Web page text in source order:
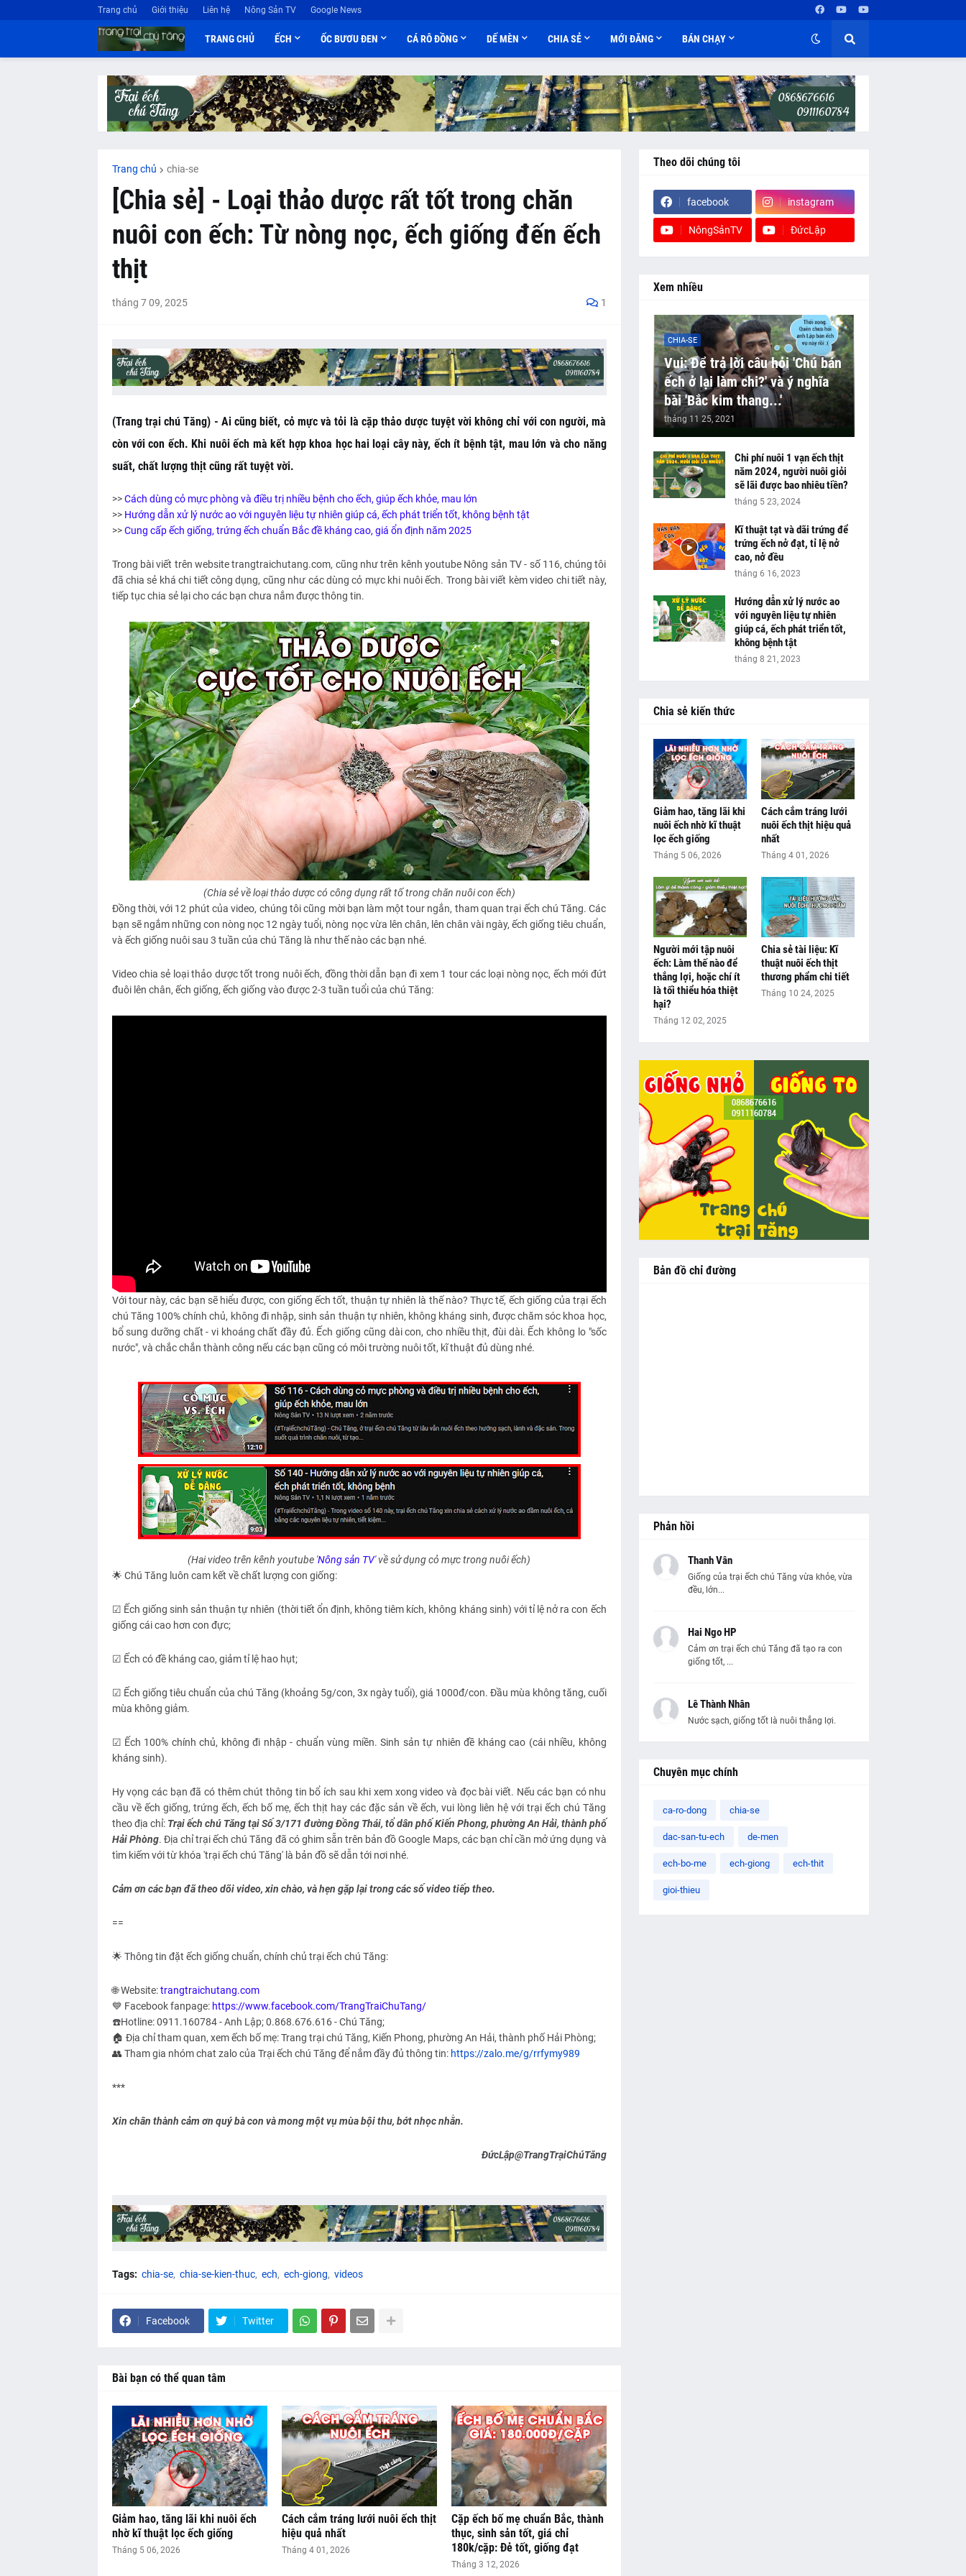
Trang chủ Giới thiệu Liên hệ Nông Sản TV Google News
TRANG CHỦ ẾCH ỐC BƯƠU ĐEN CÁ RÔ ĐỒNG DẾ MÈN CHIA SẺ MỚI ĐĂNG BÁN CHẠY
Trang chủ chia-se
[Chia sẻ] - Loại thảo dược rất tốt trong chăn
nuôi con ếch: Từ nòng nọc, ếch giống đến ếch
thịt
tháng 7 09, 2025 1
(Trang trại chú Tăng) - Ai cũng biết, cỏ mực và tỏi là cặp thảo dược tuyệt vời không chỉ với con người, mà
còn với con ếch. Khi nuôi ếch mà kết hợp khoa học hai loại cây này, ếch ít bệnh tật, mau lớn và cho năng
suất, chất lượng thịt cũng rất tuyệt vời.
>>Cách dùng cỏ mực phòng và điều trị nhiều bệnh cho ếch, giúp ếch khỏe, mau lớn
>> Hướng dẫn xử lý nước ao với nguyên liệu tự nhiên giúp cá, ếch phát triển tốt, không bệnh tật
>>Cung cấp ếch giống, trứng ếch chuẩn Bắc đề kháng cao, giá ổn định năm 2025
Trong bài viết trên website trangtraichutang.com, cũng như trên kênh youtube Nông sản TV - số 116, chúng tôi
đã chia sẻ khá chi tiết công dụng, cũng như các dùng cỏ mực khi nuôi ếch. Trong bài viết kèm video chi tiết này,
tiếp tục chia sẻ lại cho các bạn chưa nắm được thông tin.
(Chia sẻ về loại thảo dược có công dụng rất tố trong chăn nuôi con ếch)
Đồng thời, với 12 phút của video, chúng tôi cũng mời bạn làm một tour ngắn, tham quan trại ếch chú Tăng. Các
bạn sẽ ngắm những con nòng nọc 12 ngày tuổi, nòng nọc vừa lên chân, lên chân vài ngày, ếch giống tiêu chuẩn,
và ếch giống nuôi sau 3 tuần của chú Tăng là như thế nào các bạn nhé.
Video chia sẻ loại thảo dược tốt trong nuôi ếch, đồng thời dẫn bạn đi xem 1 tour các loại nòng nọc, ếch mới đứt
đuôi lên chân, ếch giống, ếch giống vào được 2-3 tuần tuổi của chú Tăng:
Với tour này, các bạn sẽ hiểu được, con giống ếch tốt, thuận tự nhiên là thế nào? Thực tế, ếch giống của trại ếch
chú Tăng 100% chính chủ, không đi nhập, sinh sản thuận tự nhiên, không kháng sinh, được chăm sóc khoa học,
bổ sung dưỡng chất - vi khoáng chất đầy đủ. Ếch giống cũng dài con, cho nhiều thịt, đùi dài. Ếch không lo "sốc
nước", và chắc chắn thành công nếu các bạn cũng có môi trường nuôi tốt, kĩ thuật đủ dùng nhé.
(Hai video trên kênh youtube 'Nông sản TV' về sử dụng cỏ mực trong nuôi ếch)
🌟 Chú Tăng luôn cam kết về chất lượng con giống:
☑ Ếch giống sinh sản thuận tự nhiên (thời tiết ổn định, không tiêm kích, không kháng sinh) với tỉ lệ nở ra con ếch
giống cái cao hơn con đực;
☑ Ếch có đề kháng cao, giảm tỉ lệ hao hụt;
☑ Ếch giống tiêu chuẩn của chú Tăng (khoảng 5g/con, 3x ngày tuổi), giá 1000đ/con. Đầu mùa không tăng, cuối
mùa không giảm.
☑ Ếch 100% chính chủ, không đi nhập - chuẩn vùng miền. Sinh sản tự nhiên đề kháng cao (cái nhiều, không
kháng sinh).
Hy vọng các bạn đã có thêm chút thông tin bổ ích sau khi xem xong video và đọc bài viết. Nếu các bạn có nhu
cầu về ếch giống, trứng ếch, ếch bố mẹ, ếch thịt hay các đặc sản về ếch, vui lòng liên hệ với trại ếch chú Tăng
theo địa chỉ: Trại ếch chú Tăng tại Số 3/171 đường Đồng Thái, tổ dân phố Kiến Phong, phường An Hải, thành phố
Hải Phòng. Địa chỉ trại ếch chú Tăng đã có ghim sẵn trên bản đồ Google Maps, các bạn chỉ cần mở ứng dụng và
tìm kiếm với từ khóa 'trại ếch chú Tăng' là bản đồ sẽ dẫn tới nơi nhé.
Cảm ơn các bạn đã theo dõi video, xin chào, và hẹn gặp lại trong các số video tiếp theo.
==
🌟 Thông tin đặt ếch giống chuẩn, chính chủ trại ếch chú Tăng:
🌐 Website:trangtraichutang.com
💙 Facebook fanpage: https://www.facebook.com/TrangTraiChuTang/
☎️Hotline: 0911.160784 - Anh Lập; 0.868.676.616 - Chú Tăng;
🏠 Địa chỉ tham quan, xem ếch bố mẹ: Trang trại chú Tăng, Kiến Phong, phường An Hải, thành phố Hải Phòng;
👥 Tham gia nhóm chat zalo của Trại ếch chú Tăng để nắm đầy đủ thông tin: https://zalo.me/g/rrfymy989
***
Xin chân thành cảm ơn quý bà con và mong một vụ mùa bội thu, bớt nhọc nhằn.
ĐứcLập@TrangTrạiChúTăng
Tags: chia-se chia-se-kien-thuc ech ech-giong videos
Facebook Twitter
Bài bạn có thể quan tâm
Giảm hao, tăng lãi khi nuôi ếch
nhờ kĩ thuật lọc ếch giống
Tháng 5 06, 2026
Cách cắm tráng lưới nuôi ếch thịt
hiệu quả nhất
Tháng 4 01, 2026
Cặp ếch bố mẹ chuẩn Bắc, thành
thục, sinh sản tốt, giá chỉ
180k/cặp: Đẻ tốt, giống đạt
Tháng 3 12, 2026
Theo dõi chúng tôi
facebook instagram
NôngSảnTV ĐứcLập
Xem nhiều
CHIA-SE
Vui: Để trả lời câu hỏi 'Chú bán
ếch ở lại làm chi?' và ý nghĩa
bài 'Bắc kim thang...'
tháng 11 25, 2021
Chi phí nuôi 1 vạn ếch thịt
năm 2024, người nuôi giỏi
sẽ lãi được bao nhiêu tiền?
tháng 5 23, 2024
Kĩ thuật tạt và dãi trứng để
trứng ếch nở đạt, tỉ lệ nở
cao, nở đều
tháng 6 16, 2023
Hướng dẫn xử lý nước ao
với nguyên liệu tự nhiên
giúp cá, ếch phát triển tốt,
không bệnh tật
tháng 8 21, 2023
Chia sẻ kiến thức
Giảm hao, tăng lãi khi
nuôi ếch nhờ kĩ thuật
lọc ếch giống
Tháng 5 06, 2026
Cách cắm tráng lưới
nuôi ếch thịt hiệu quả
nhất
Tháng 4 01, 2026
Người mới tập nuôi
ếch: Làm thế nào để
thắng lợi, hoặc chí ít
là tối thiểu hóa thiệt
hại?
Tháng 12 02, 2025
Chia sẻ tài liệu: Kĩ
thuật nuôi ếch thịt
thương phẩm chi tiết
Tháng 10 24, 2025
Bản đồ chỉ đường
Phản hồi
Thanh Vân
Giống của trại ếch chú Tăng vừa khỏe, vừa
đều, lớn...
Hai Ngo HP
Cảm ơn trại ếch chú Tăng đã tạo ra con
giống tốt, ...
Lê Thành Nhân
Nước sạch, giống tốt là nuôi thắng lợi.
Chuyên mục chính
ca-ro-dong chia-se
dac-san-tu-ech de-men
ech-bo-me ech-giong ech-thit
gioi-thieu